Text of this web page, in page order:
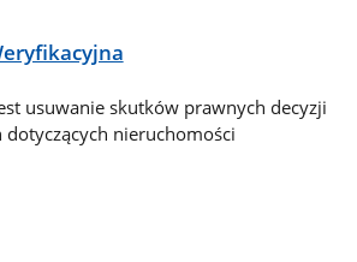
usuwanie skutków prawnych decyzji
nieruchomości